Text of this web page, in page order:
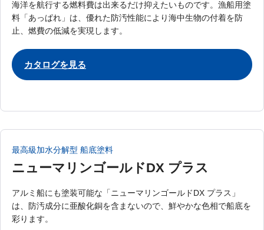
海洋を航行する燃料費は出来るだけ抑えたいものです。漁船用塗
料「あっぱれ」は、優れた防汚性能により海中生物の付着を防
止、燃費の低減を実現します。
カタログを⾒る
最高級加水分解型 船底塗料
ニューマリンゴールドDX プラス
アルミ船にも塗装可能な「ニューマリンゴールドDX プラス」
は、防汚成分に亜酸化銅を含まないので、鮮やかな色相で船底を
彩ります。